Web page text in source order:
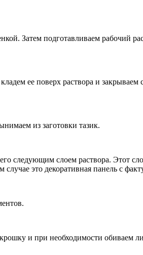
Затем подготавливаем рабочий
ее поверх раствора и
из заготовки тазик.
следующим слоем раствора. Этот
это декоративная панель с
и при необходимости обиваем